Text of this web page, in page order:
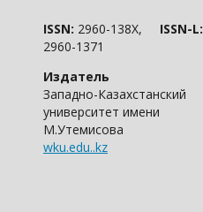
ISSN: 2960-138X, ISSN-L:
2960-1371
Издатель
Западно-Казахстанский
университет имени
М.Утемисова
wku.edu..kz